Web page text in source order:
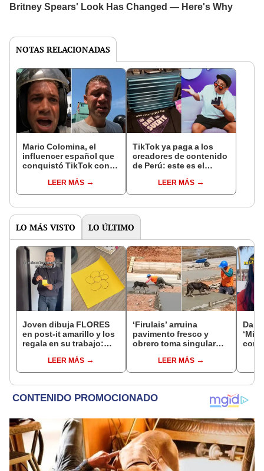
NOTAS RELACIONADAS
Mario Colomina, el
influencer español que
conquistó TikTok con
"Mi amor nació por la
gastronomía"
LEER MÁS
TikTok ya paga a los
creadores de contenido
de Perú: este es el
llegar a cobrar por 1.000
vistas
LEER MÁS
LO MÁS VISTO LO ÚLTIMO
Joven dibuja FLORES
en post-it amarillo y los
regala en su trabajo:
LEER MÁS
‘Firulais’ arruina
pavimento fresco y
obrero toma singular
perfecto”LEER MÁS